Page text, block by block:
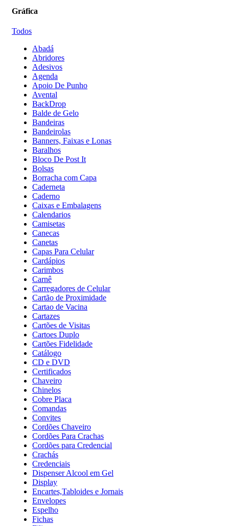
Gráfica
Todos
Abadá
Abridores
Adesivos
Agenda
Apoio De Punho
Avental
BackDrop
Balde de Gelo
Bandeiras
Bandeirolas
Banners, Faixas e Lonas
Baralhos
Bloco De Post It
Bolsas
Borracha com Capa
Caderneta
Caderno
Caixas e Embalagens
Calendarios
Camisetas
Canecas
Canetas
Capas Para Celular
Cardápios
Carimbos
Carnê
Carregadores de Celular
Cartão de Proximidade
Cartao de Vacina
Cartazes
Cartões de Visitas
Cartoes Duplo
Cartões Fidelidade
Catálogo
CD e DVD
Certificados
Chaveiro
Chinelos
Cobre Placa
Comandas
Convites
Cordões Chaveiro
Cordões Para Crachas
Cordões para Credencial
Crachás
Credenciais
Dispenser Alcool em Gel
Display
Encartes,Tabloides e Jornais
Envelopes
Espelho
Fichas